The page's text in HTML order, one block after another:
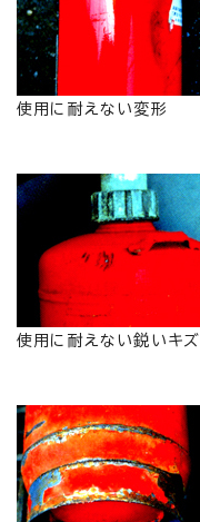
使用に耐えない変形
使用に耐えない鋭いキズ